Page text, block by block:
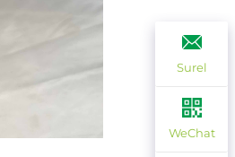
Surel
WeChat